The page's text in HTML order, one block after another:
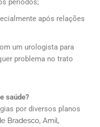
após relações
um urologista para
problema no trato
saúde?
por diversos planos
Bradesco, Amil,